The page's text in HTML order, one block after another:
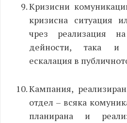
Кризисни
кризисна ситуация
чрез реализация
дейности, така и
ескалация в
Кампания,
отдел – всяка
планирана и